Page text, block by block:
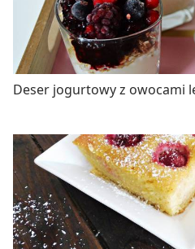
Deser jogurtowy z owocami